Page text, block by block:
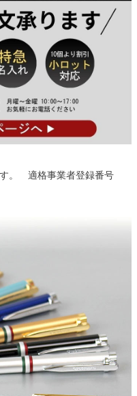
す。 適格事業者登録番号